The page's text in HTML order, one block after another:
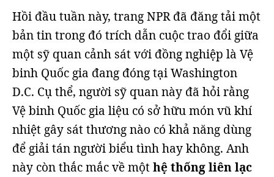
Hồi đầu tuần này, trang NPR đã đăng tải một
bản tin trong đó trích dẫn cuộc trao đổi giữa
một sỹ quan cảnh sát với đồng nghiệp là Vệ
binh Quốc gia đang đóng tại Washington
D.C. Cụ thể, người sỹ quan này đã hỏi rằng
Vệ binh Quốc gia liệu có sở hữu món vũ khí
nhiệt gây sát thương nào có khả năng dùng
để giải tán người biểu tình hay không. Anh
này còn thắc mắc về mộthệ thống liên lạc